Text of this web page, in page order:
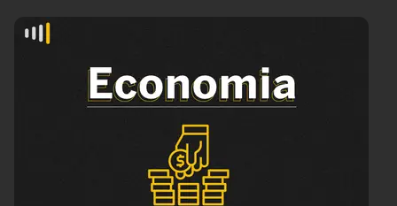
Agronegócios
Economia
Educação
Infraestrutura
Internacional
Podcast
Política
Saúde